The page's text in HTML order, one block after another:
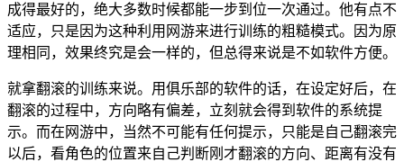
成得最好的，绝大多数时候都能一步到位一次通过。他有点不
适应，只是因为这种利用网游来进行训练的粗糙模式。因为原
理相同，效果终究是会一样的，但总得来说是不如软件方便。
就拿翻滚的训练来说。用俱乐部的软件的话，在设定好后，在
翻滚的过程中，方向略有偏差，立刻就会得到软件的系统提
示。而在网游中，当然不可能有任何提示，只能是自己翻滚完
以后，看角色的位置来自己判断刚才翻滚的方向、距离有没有